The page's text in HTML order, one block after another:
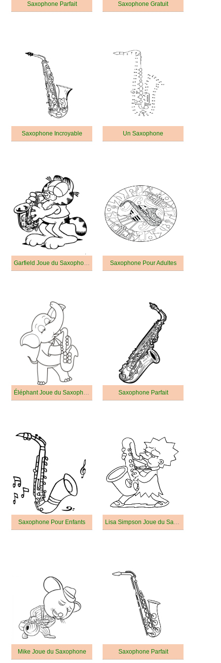
Saxophone Parfait Saxophone Gratuit
Saxophone Incroyable Un Saxophone
Garfield Joue du Saxophone Saxophone Pour Adultes
Éléphant Joue du Saxophone Saxophone Parfait
Saxophone Pour Enfants Lisa Simpson Joue du Saxophone
Mike Joue du Saxophone Saxophone Parfait